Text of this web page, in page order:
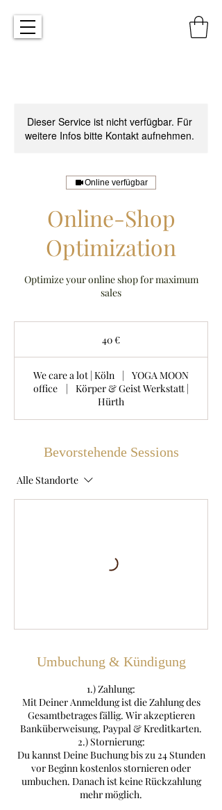
Dieser Service ist nicht verfügbar. Für
weitere Infos bitte Kontakt aufnehmen.
Online verfügbar
Online-Shop
Optimization
Optimize your online shop for maximum
sales
40 €
We care a lot | Köln
YOGA MOON
office
Körper & Geist Werkstatt |
Hürth
Bevorstehende Sessions
Alle Standorte
Umbuchung & Kündigung
1.) Zahlung:
Mit Deiner Anmeldung ist die Zahlung des
Gesamtbetrages fällig. Wir akzeptieren
Banküberweisung, Paypal & Kreditkarten.
2.) Stornierung:
Du kannst Deine Buchung bis zu 24 Stunden
vor Beginn kostenlos stornieren oder
umbuchen. Danach ist keine Rückzahlung
mehr möglich.